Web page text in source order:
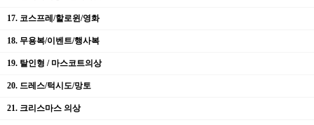
17. 코스프레/할로윈/영화
18. 무용복/이벤트/행사복
19. 탈인형 / 마스코트의상
20. 드레스/턱시도/망토
21. 크리스마스 의상